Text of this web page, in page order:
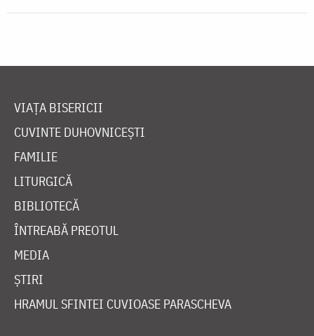
VIAȚA BISERICII
CUVINTE DUHOVNICEȘTI
FAMILIE
LITURGICĂ
BIBLIOTECĂ
ÎNTREABĂ PREOTUL
MEDIA
ȘTIRI
HRAMUL SFINTEI CUVIOASE PARASCHEVA